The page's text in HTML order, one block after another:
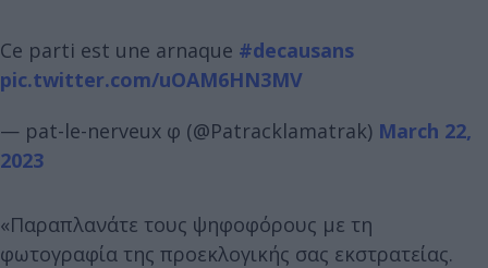
Ce parti est une arnaque #decausans
pic.twitter.com/uOAM6HN3MV
— pat-le-nerveux φ (@Patracklamatrak) March 22,
2023
«Παραπλανάτε τους ψηφοφόρους με τη
φωτογραφία της προεκλογικής σας εκστρατείας.